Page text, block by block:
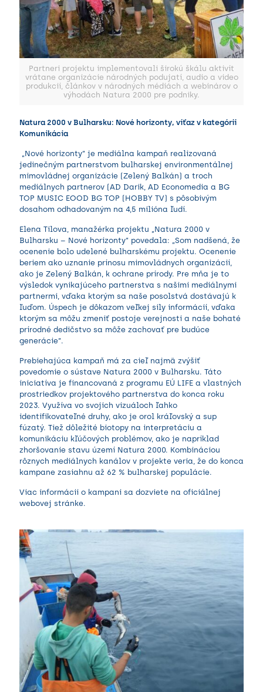
Partneri projektu implementovali širokú škálu aktivít
vrátane organizácie národných podujatí, audio a video
produkcií, článkov v národných médiách a webinárov o
výhodách Natura 2000 pre podniky.
Natura 2000 v Bulharsku: Nové horizonty, víťaz v kategórii
Komunikácia
„Nové horizonty“ je mediálna kampaň realizovaná
jedinečným partnerstvom bulharskej environmentálnej
mimovládnej organizácie (Zelený Balkán) a troch
mediálnych partnerov (AD Darik, AD Economedia a BG
TOP MUSIC EOOD BG TOP (HOBBY TV) s pôsobivým
dosahom odhadovaným na 4,5 milióna ľudí.
Elena Tilova, manažérka projektu „Natura 2000 v
Bulharsku – Nové horizonty“ povedala: „Som nadšená, že
ocenenie bolo udelené bulharskému projektu. Ocenenie
beriem ako uznanie prínosu mimovládnych organizácií,
ako je Zelený Balkán, k ochrane prírody. Pre mňa je to
výsledok vynikajúceho partnerstva s našimi mediálnymi
partnermi, vďaka ktorým sa naše posolstvá dostávajú k
ľuďom. Úspech je dôkazom veľkej sily informácií, vďaka
ktorým sa môžu zmeniť postoje verejnosti a naše bohaté
prírodné dedičstvo sa môže zachovať pre budúce
generácie“.
Prebiehajúca kampaň má za cieľ najmä zvýšiť
povedomie o sústave Natura 2000 v Bulharsku. Táto
iniciatíva je financovaná z programu EÚ LIFE a vlastných
prostriedkov projektového partnerstva do konca roku
2023. Využíva vo svojich vizuáloch ľahko
identifikovateľné druhy, ako je orol kráľovský a sup
fúzatý. Tiež dôležité biotopy na interpretáciu a
komunikáciu kľúčových problémov, ako je napríklad
zhoršovanie stavu území Natura 2000. Kombináciou
rôznych mediálnych kanálov v projekte veria, že do konca
kampane zasiahnu až 62 % bulharskej populácie.
Viac informácii o kampani sa dozviete na oficiálnej
webovej stránke.